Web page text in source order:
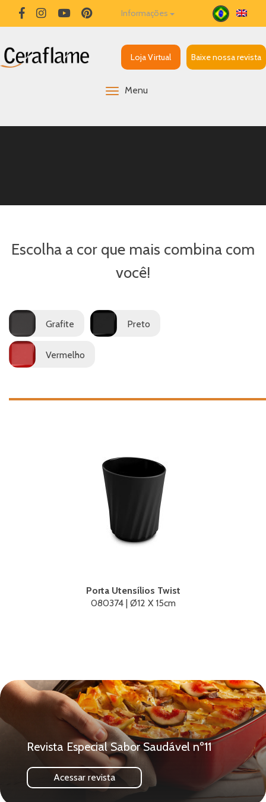
Informações
Loja Virtual Baixe nossa revista
Menu
Escolha a cor que mais combina com
você!
Grafite Preto
Vermelho
Porta Utensílios Twist
080374 | Ø12 X 15cm
Revista Especial Sabor Saudável nº11
Acessar revista